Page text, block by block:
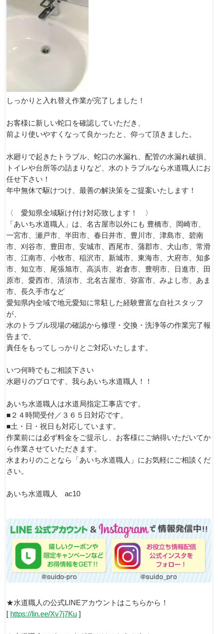
しっかりと入れ替え作業が完了しました！
お客様に新しい蛇口を確認していただき、
前より使いやすくなって良かったと、仰って頂きました。
水廻りで起きたトラブル、蛇口の水漏れ、配管の水漏れ破損、
トイレや台所等の詰まりなど、水のトラブルなら水道職人にお
任せ下さい！
年中無休で駆けつけ、最善の解決策をご提案いたします！
〈 愛知県全域駆け付け対応致します！ 〉
「あいち水道職人」は、名古屋市以外にも 豊橋市、岡崎市、
一宮市、瀬戸市、半田市、春日井市、豊川市、津島市、碧南
市、刈谷市、豊田市、安城市、西尾市、蒲郡市、犬山市、常滑
市、江南市、小牧市、稲沢市、新城市、東海市、大府市、知多
市、知立市、尾張旭市、高浜市、岩倉市、豊明市、日進市、田
原市、愛西市、清須市、北名古屋市、弥富市、みよし市、あま
市、長久手市など
愛知県内全域で地元愛知に常駐した経験豊富な自社スタッフ
が、
水のトラブル現場の確認から修理・交換・洗浄等の作業完了報
告まで、
責任をもってしっかりとご対応いたします。
いつ何時でもご相談下さい
水廻りのプロです、我らあいち水道職人！！
あいち水道職人は水道局指定工事店です。
■２４時間受付／３６５日対応です。
■土・日・祝日も対応しています。
作業前には必ず料金をご提示し、お客様にご納得いただいてか
ら作業させていただきます。
水まわりのことなら「あいち水道職人」にお気軽にご相談くだ
さい。
あいち水道職人 ac10
★水道職人の公式LINEアカウントはこちらから！
[ https://lin.ee/Xv7j7Ku ]